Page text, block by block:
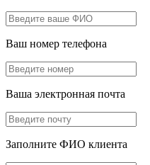
Ваш номер телефона
Ваша электронная почта
Заполните ФИО клиента